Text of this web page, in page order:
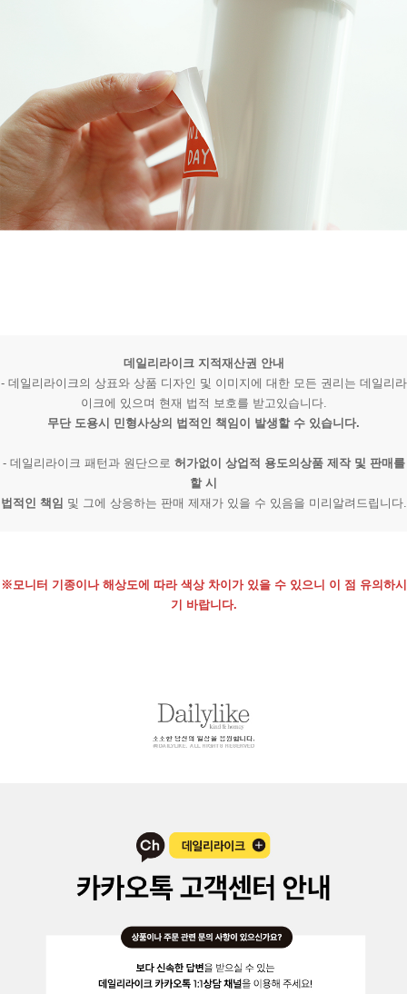
데일리라이크 지적재산권 안내
- 데일리라이크의 상표와 상품 디자인 및 이미지에 대한 모든 권리는 데일리라
이크에 있으며 현재 법적 보호를 받고있습니다.
무단 도용시 민형사상의 법적인 책임이 발생할 수 있습니다.
- 데일리라이크 패턴과 원단으로 허가없이 상업적 용도의상품 제작 및 판매를
할 시
법적인 책임 및 그에 상응하는 판매 제재가 있을 수 있음을 미리알려드립니다.
※모니터 기종이나 해상도에 따라 색상 차이가 있을 수 있으니 이 점 유의하시
기 바랍니다.